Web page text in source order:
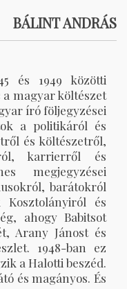
BÁLINT ANDRÁS
és 1949 közötti
a magyar költészet
író följegyzései
a politikáról és
és költészetről,
karrierről és
megjegyzései
barátokról
Kosztolányiról és
ahogy Babitsot
Arany Jánost és
1948-ban ez
a Halotti beszéd.
és magányos. És